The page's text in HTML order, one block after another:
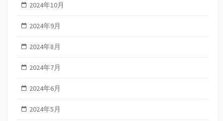
2024年10月
2024年9月
2024年8月
2024年7月
2024年6月
2024年5月